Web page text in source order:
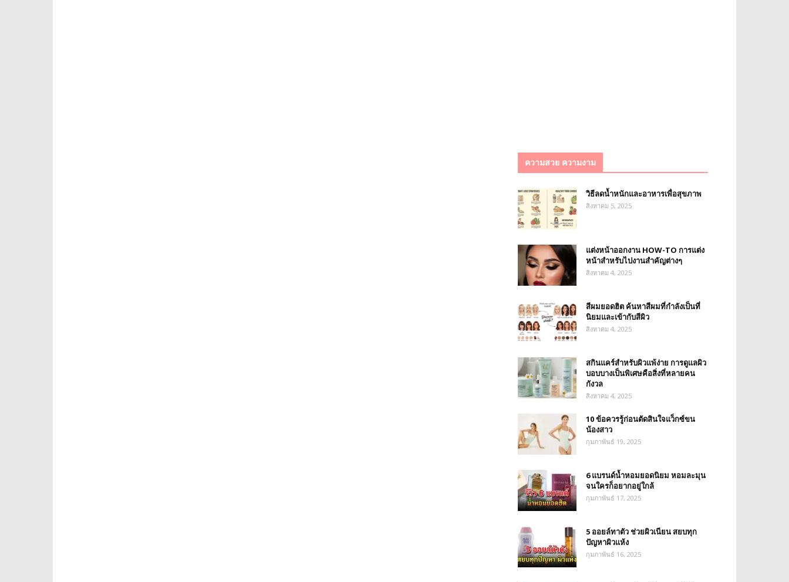
ความสวย ความงาม
วิธีลดน้ำหนักและอาหารเพื่อสุขภาพ
สิงหาคม 5, 2025
แต่งหน้าออกงาน HOW-TO การแต่ง
หน้าสำหรับไปงานสำคัญต่างๆ
สิงหาคม 4, 2025
สีผมยอดฮิต ค้นหาสีผมที่กำลังเป็นที่
นิยมและเข้ากับสีผิว
สิงหาคม 4, 2025
สกินแคร์สำหรับผิวแพ้ง่าย การดูแลผิว
บอบบางเป็นพิเศษคือสิ่งที่หลายคน
กังวล
สิงหาคม 4, 2025
10 ข้อควรรู้ก่อนตัดสินใจแว็กซ์ขน
น้องสาว
กุมภาพันธ์ 19, 2025
6 แบรนด์น้ำหอมยอดนิยม หอมละมุน
จนใครก็อยากอยู่ใกล้
กุมภาพันธ์ 17, 2025
5 ออยล์ทาตัว ช่วยผิวเนียน สยบทุก
ปัญหาผิวแห้ง
กุมภาพันธ์ 16, 2025